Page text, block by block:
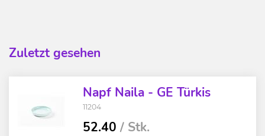
Zuletzt gesehen
Napf Naila - GE Türkis
11204
52.40 / Stk.